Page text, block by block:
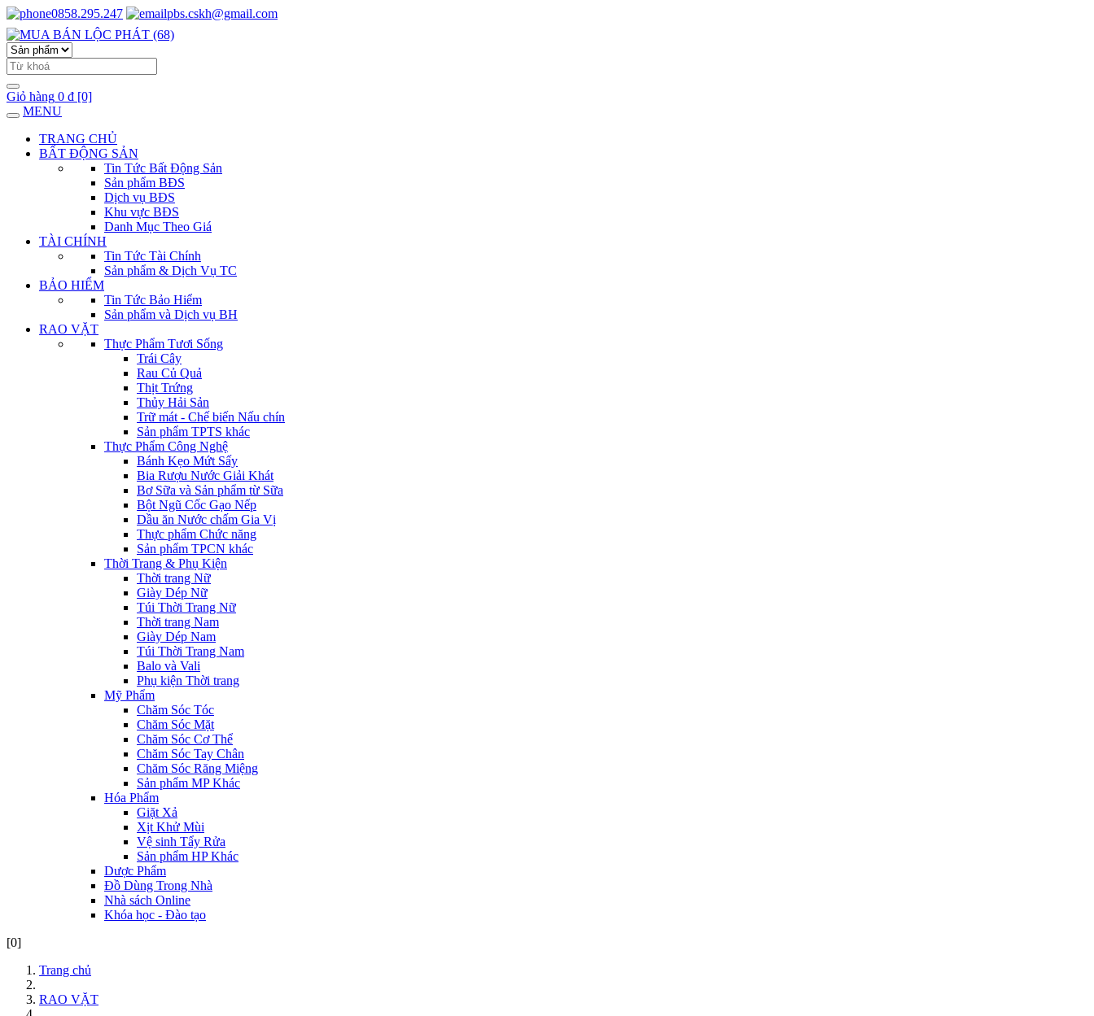
0858.295.247 pbs.cskh@gmail.com
Giỏ hàng 0 đ [0]
MENU
TRANG CHỦ
BẤT ĐỘNG SẢN
Tin Tức Bất Động Sản
Sản phẩm BĐS
Dịch vụ BĐS
Khu vực BĐS
Danh Mục Theo Giá
TÀI CHÍNH
Tin Tức Tài Chính
Sản phẩm & Dịch Vụ TC
BẢO HIỂM
Tin Tức Bảo Hiểm
Sản phẩm và Dịch vụ BH
RAO VẶT
Thực Phẩm Tươi Sống
Trái Cây
Rau Củ Quả
Thịt Trứng
Thủy Hải Sản
Trữ mát - Chế biến Nấu chín
Sản phẩm TPTS khác
Thực Phẩm Công Nghệ
Bánh Kẹo Mứt Sấy
Bia Rượu Nước Giải Khát
Bơ Sữa và Sản phẩm từ Sữa
Bột Ngũ Cốc Gạo Nếp
Dầu ăn Nước chấm Gia Vị
Thực phẩm Chức năng
Sản phẩm TPCN khác
Thời Trang & Phụ Kiện
Thời trang Nữ
Giày Dép Nữ
Túi Thời Trang Nữ
Thời trang Nam
Giày Dép Nam
Túi Thời Trang Nam
Balo và Vali
Phụ kiện Thời trang
Mỹ Phẩm
Chăm Sóc Tóc
Chăm Sóc Mặt
Chăm Sóc Cơ Thể
Chăm Sóc Tay Chân
Chăm Sóc Răng Miệng
Sản phẩm MP Khác
Hóa Phẩm
Giặt Xả
Xịt Khử Mùi
Vệ sinh Tẩy Rửa
Sản phẩm HP Khác
Dược Phẩm
Đồ Dùng Trong Nhà
Nhà sách Online
Khóa học - Đào tạo
[0]
Trang chủ
RAO VẶT